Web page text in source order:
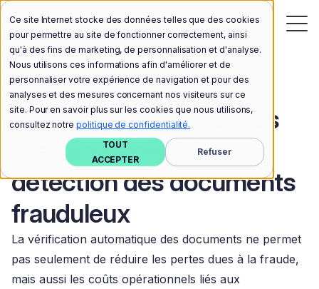
Ce site Internet stocke des données telles que des cookies
pour permettre au site de fonctionner correctement, ainsi
qu'à des fins de marketing, de personnalisation et d'analyse.
Nous utilisons ces informations afin d'améliorer et de
personnaliser votre expérience de navigation et pour des
analyses et des mesures concernant nos visiteurs sur ce
site. Pour en savoir plus sur les cookies que nous utilisons,
consultez notrepolitique de confidentialité.
TOUT
ACCEPTER
Refuser
Calculez vos économies
avec notre outil de
détection des documents
frauduleux
La vérification automatique des documents ne permet
pas seulement de réduire les pertes dues à la fraude,
mais aussi les coûts opérationnels liés aux